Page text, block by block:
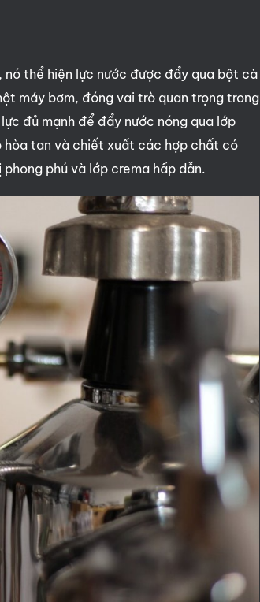
thể hiện lực nước được đẩy qua bột cà
máy bơm, đóng vai trò quan trọng trong
đủ mạnh để đẩy nước nóng qua lớp
tan và chiết xuất các hợp chất có
phú và lớp crema hấp dẫn.